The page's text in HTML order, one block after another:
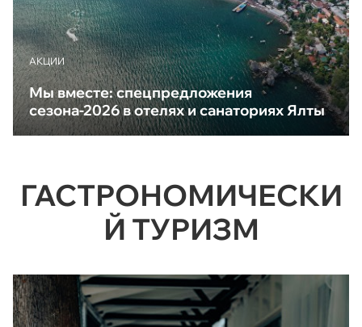
АКЦИИ
Мы вместе: спецпредложения
сезона-2026 в отелях и санаториях Ялты
ГАСТРОНОМИЧЕСКИ
Й ТУРИЗМ